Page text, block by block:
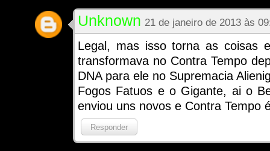
Unknown 21 de janeiro de 2013 às
Legal, mas isso torna as coisas
transformava no Contra Tempo
DNA para ele no Supremacia
Fogos Fatuos e o Gigante, ai o
enviou uns novos e Contra Tempo
Responder